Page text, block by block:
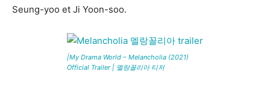
Seung-yoo et Ji Yoon-soo.
|My Drama World – Melancholia (2021)
Official Trailer | 멜랑꼴리아 티저